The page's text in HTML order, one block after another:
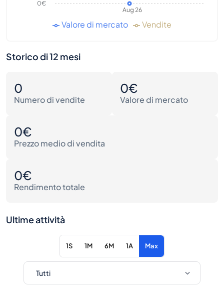
Aug 26
0€
Valore di mercato Vendite
Storico di 12 mesi
0
Numero di vendite
0€
Valore di mercato
0€
Prezzo medio di vendita
0€
Rendimento totale
Ultime attività
1S 1M 6M 1A Max